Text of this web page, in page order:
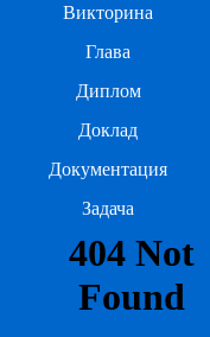
Викторина
Глава
Диплом
Доклад
Документация
Задача